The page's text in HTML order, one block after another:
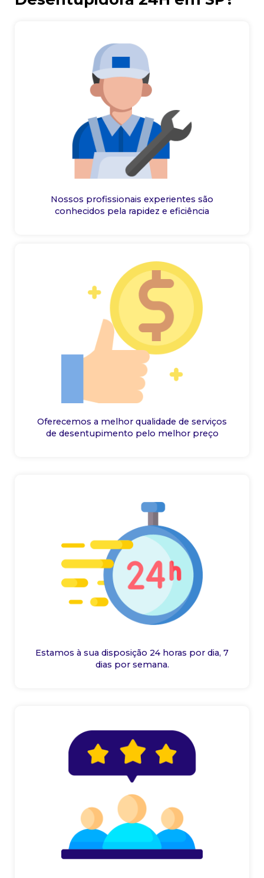
Nossos profissionais experientes são
conhecidos pela rapidez e eficiência
Oferecemos a melhor qualidade de serviços
de desentupimento pelo melhor preço
Estamos à sua disposição 24 horas por dia, 7
dias por semana.